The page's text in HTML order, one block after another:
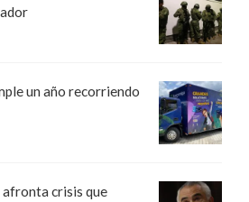
un año recorriendo
crisis que